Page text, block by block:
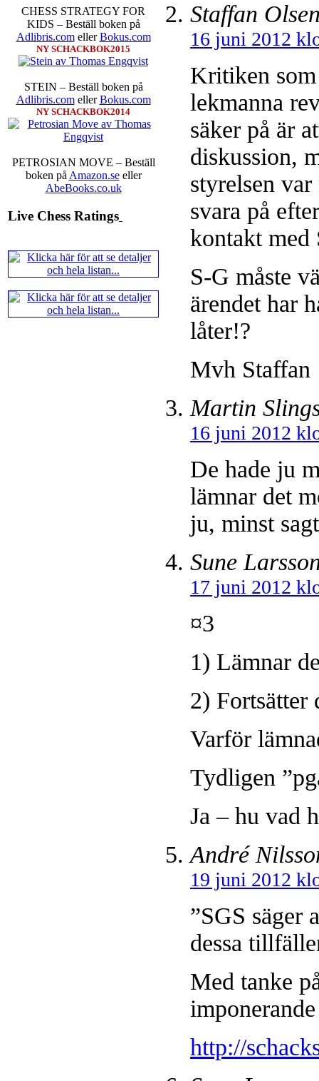
CHESS STRATEGY FOR
KIDS – Beställ boken på
Adlibris.comellerBokus.com
NY SCHACKBOK2015
STEIN – Beställ boken på
Adlibris.comellerBokus.com
NY SCHACKBOK2014
PETROSIAN MOVE – Beställ
boken på Amazon.seeller
AbeBooks.co.uk
Live Chess Ratings
Staffan
16 juni 2012
Kritiken
lekmanna
säker på är
diskussion,
styrelsen
svara på
kontakt med
S-G måste
ärendet har
låter!?
Mvh Staffan
Martin
16 juni 2012
De hade ju
lämnar det
ju, minst
Sune
17 juni 2012
¤3
1) Lämnar
2) Fortsätter
Varför
Tydligen
Ja – hu
André
19 juni 2012
”SGS säger
dessa
Med tanke
http://